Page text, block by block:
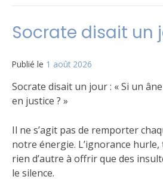
Socrate disait un
Publié le 1 août 2026
Socrate disait un jour : « Si un
en justice ? »
Il ne s’agit pas de remporter
notre énergie. L’ignorance hurle,
rien d’autre à offrir que des
le silence.